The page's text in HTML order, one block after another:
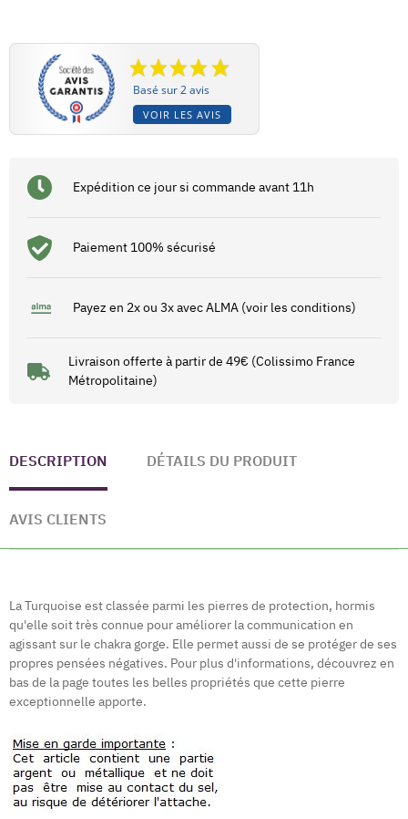
Basé sur 2 avis
VOIR LES AVIS
Expédition ce jour si commande avant 11h
Paiement 100% sécurisé
Payez en 2x ou 3x avec ALMA (voir les conditions)
Livraison offerte à partir de 49€ (Colissimo France
Métropolitaine)
DESCRIPTION DÉTAILS DU PRODUIT
AVIS CLIENTS
La Turquoise est classée parmi les pierres de protection, hormis
qu'elle soit très connue pour améliorer la communication en
agissant sur le chakra gorge. Elle permet aussi de se protéger de ses
propres pensées négatives. Pour plus d'informations, découvrez en
bas de la page toutes les belles propriétés que cette pierre
exceptionnelle apporte.